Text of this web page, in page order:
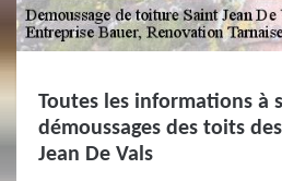
Toutes les informations à
démoussages des toits
Jean De Vals